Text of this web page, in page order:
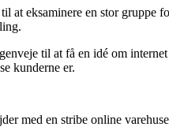
eksaminere en stor gruppe
til at få en idé om
kunderne er.
med en stribe online